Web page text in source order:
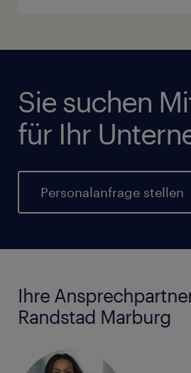
Sie suchen
für Ihr
Personalanfrage stellen
Ihre
Randstad Marburg